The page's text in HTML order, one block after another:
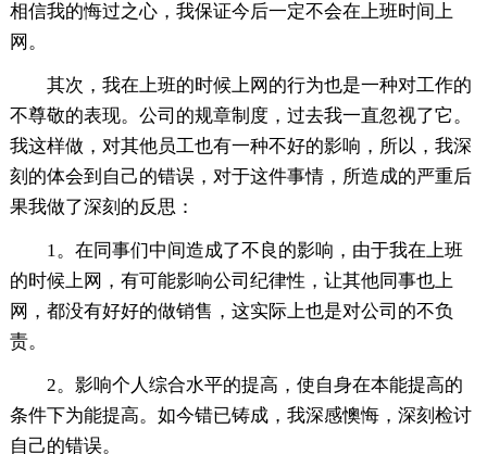
相信我的悔过之心，我保证今后一定不会在上班时间上
网。
其次，我在上班的时候上网的行为也是一种对工作的
不尊敬的表现。公司的规章制度，过去我一直忽视了它。
我这样做，对其他员工也有一种不好的影响，所以，我深
刻的体会到自己的错误，对于这件事情，所造成的严重后
果我做了深刻的反思：
1。在同事们中间造成了不良的影响，由于我在上班
的时候上网，有可能影响公司纪律性，让其他同事也上
网，都没有好好的做销售，这实际上也是对公司的不负
责。
2。影响个人综合水平的提高，使自身在本能提高的
条件下为能提高。如今错已铸成，我深感懊悔，深刻检讨
自己的错误。